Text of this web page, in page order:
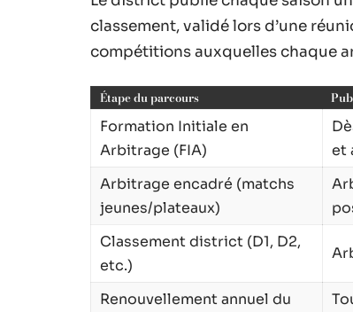
classement, validé lors d’une
compétitions auxquelles chaque
Étape du parcours
Formation Initiale en
Arbitrage (FIA)
et
Arbitrage encadré (matchs
jeunes/plateaux)
Classement district (D1, D2,
etc.)
Renouvellement annuel du